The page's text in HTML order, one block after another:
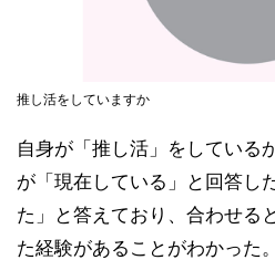
推し活をしていますか
自身が「推し活」をしている
が「現在している」と回答し
た」と答えており、合わせる
た経験があることがわかった。